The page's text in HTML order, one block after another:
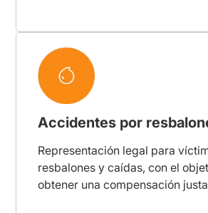
Accidentes por
Representación legal para
resbalones y caídas, con el
obtener una compensación